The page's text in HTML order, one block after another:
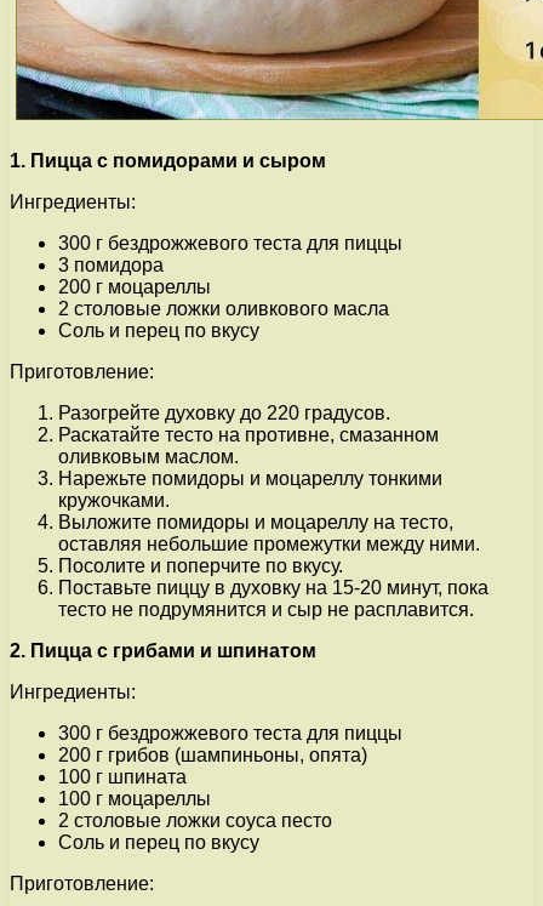
1. Пицца с помидорами и сыром
Ингредиенты:
300 г бездрожжевого теста для пиццы
3 помидора
200 г моцареллы
2 столовые ложки оливкового масла
Соль и перец по вкусу
Приготовление:
Разогрейте духовку до 220 градусов.
Раскатайте тесто на противне, смазанном
оливковым маслом.
Нарежьте помидоры и моцареллу тонкими
кружочками.
Выложите помидоры и моцареллу на тесто,
оставляя небольшие промежутки между ними.
Посолите и поперчите по вкусу.
Поставьте пиццу в духовку на 15-20 минут, пока
тесто не подрумянится и сыр не расплавится.
2. Пицца с грибами и шпинатом
Ингредиенты:
300 г бездрожжевого теста для пиццы
200 г грибов (шампиньоны, опята)
100 г шпината
100 г моцареллы
2 столовые ложки соуса песто
Соль и перец по вкусу
Приготовление: